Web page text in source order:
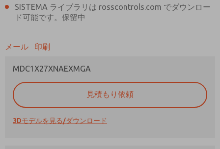
SISTEMA ライブラリは rosscontrols.com でダウンロー
ド可能です。保留中
メール 印刷
MDC1X27XNAEXMGA
見積もり依頼
3Dモデルを見る/ダウンロード
提供したデータが電子的に収集および保存され
ることに同意します。私のデータは、私の要求
を送信することにより、処理に同意します。